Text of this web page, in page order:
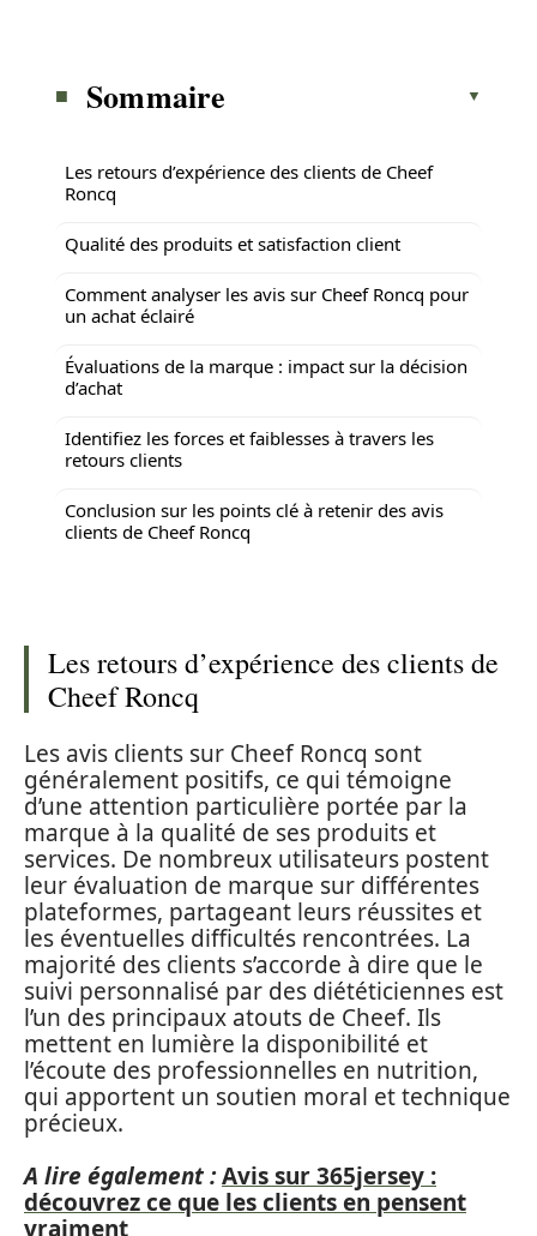
Sommaire
Les retours d’expérience des clients de Cheef
Roncq
Qualité des produits et satisfaction client
Comment analyser les avis sur Cheef Roncq pour
un achat éclairé
Évaluations de la marque : impact sur la décision
d’achat
Identifiez les forces et faiblesses à travers les
retours clients
Conclusion sur les points clé à retenir des avis
clients de Cheef Roncq
Les retours d’expérience des clients de
Cheef Roncq
Les avis clients sur Cheef Roncq sont
généralement positifs, ce qui témoigne
d’une attention particulière portée par la
marque à la qualité de ses produits et
services. De nombreux utilisateurs postent
leur évaluation de marque sur différentes
plateformes, partageant leurs réussites et
les éventuelles difficultés rencontrées. La
majorité des clients s’accorde à dire que le
suivi personnalisé par des diététiciennes est
l’un des principaux atouts de Cheef. Ils
mettent en lumière la disponibilité et
l’écoute des professionnelles en nutrition,
qui apportent un soutien moral et technique
précieux.
A lire également :Avis sur 365jersey :
découvrez ce que les clients en pensent
vraiment